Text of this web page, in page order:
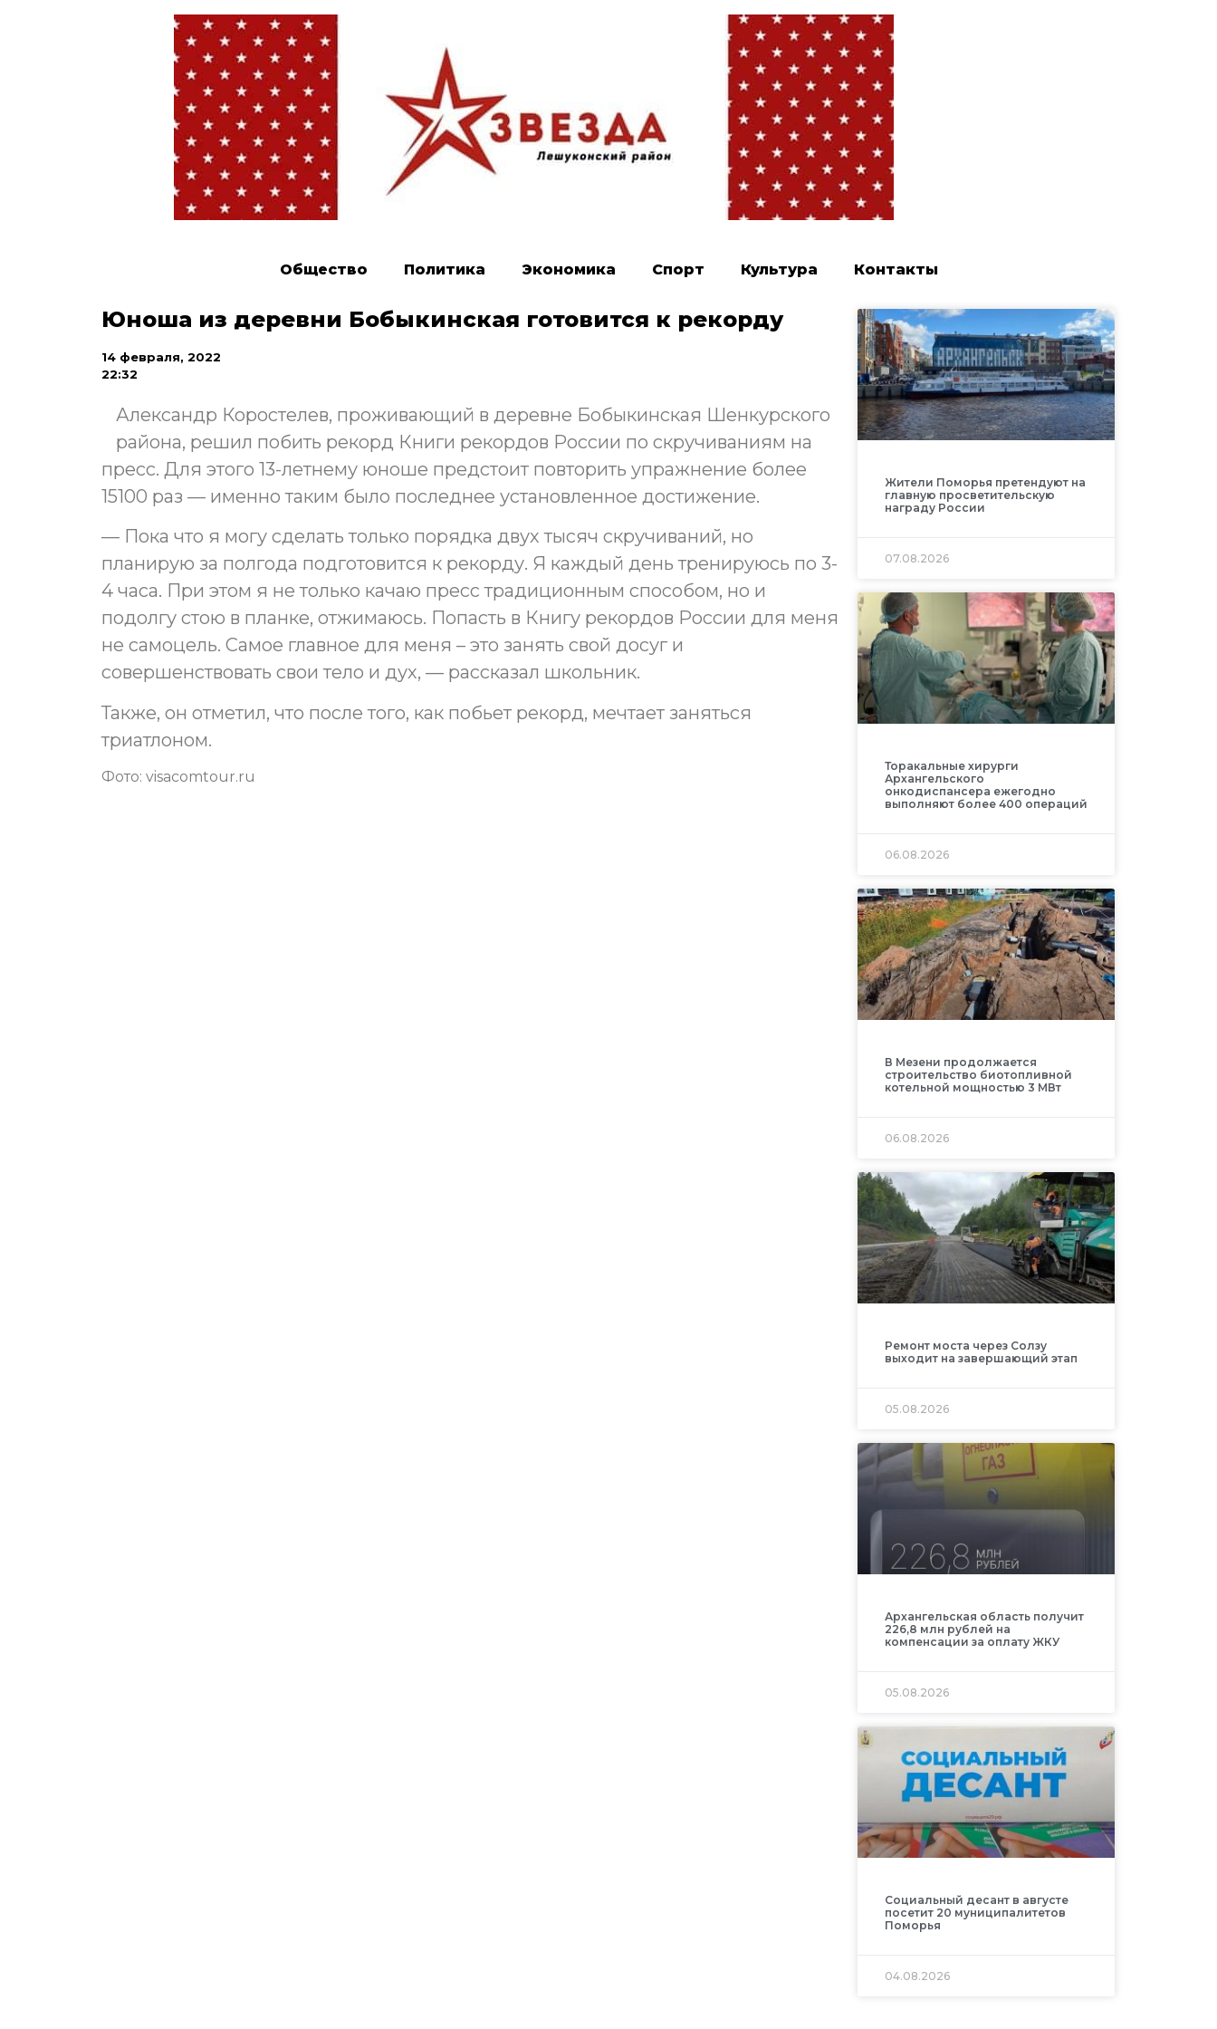
Общество Политика Экономика Спорт Культура Контакты
Юноша из деревни Бобыкинская готовится к рекорду
14 февраля, 2022
22:32
Александр Коростелев, проживающий в деревне Бобыкинская Шенкурского
района, решил побить рекорд Книги рекордов России по скручиваниям на
пресс. Для этого 13-летнему юноше предстоит повторить упражнение более
15100 раз — именно таким было последнее установленное достижение.
— Пока что я могу сделать только порядка двух тысяч скручиваний, но
планирую за полгода подготовится к рекорду. Я каждый день тренируюсь по 3-
4 часа. При этом я не только качаю пресс традиционным способом, но и
подолгу стою в планке, отжимаюсь. Попасть в Книгу рекордов России для меня
не самоцель. Самое главное для меня – это занять свой досуг и
совершенствовать свои тело и дух, — рассказал школьник.
Также, он отметил, что после того, как побьет рекорд, мечтает заняться
триатлоном.
Фото: visacomtour.ru
Жители Поморья претендуют на
главную просветительскую
награду России
07.08.2026
Торакальные хирурги
Архангельского
онкодиспансера ежегодно
выполняют более 400 операций
06.08.2026
В Мезени продолжается
строительство биотопливной
котельной мощностью 3 МВт
06.08.2026
Ремонт моста через Солзу
выходит на завершающий этап
05.08.2026
Архангельская область получит
226,8 млн рублей на
компенсации за оплату ЖКУ
05.08.2026
Социальный десант в августе
посетит 20 муниципалитетов
Поморья
04.08.2026